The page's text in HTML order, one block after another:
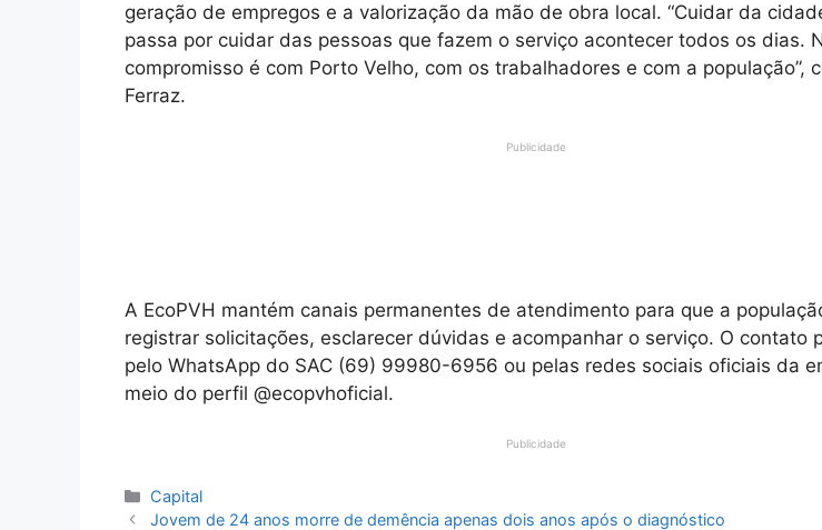
geração de empregos e a valorização da mão de obra local. “Cuidar da
passa por cuidar das pessoas que fazem o serviço acontecer todos os dias.
compromisso é com Porto Velho, com os trabalhadores e com a população”,
Ferraz.
Publicidade
A EcoPVH mantém canais permanentes de atendimento para que a
registrar solicitações, esclarecer dúvidas e acompanhar o serviço. O contato
pelo WhatsApp do SAC (69) 99980-6956 ou pelas redes sociais oficiais da
meio do perfil @ecopvhoficial.
Publicidade
Categorias
Capital
Jovem de 24 anos morre de demência apenas dois anos após o diagnóstico